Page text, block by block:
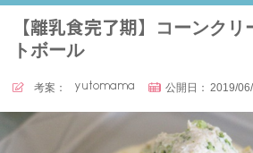
【離乳食完了期】コーンク
トボール
考案： yutomama 公開日： 2019/